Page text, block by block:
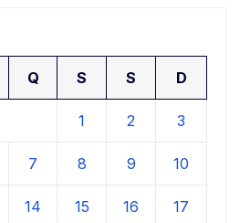
Q S S D
1 2 3
7 8 9 10
14 15 16 17